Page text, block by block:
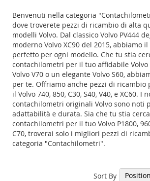
Benvenuti nella categoria
dove troverete pezzi di ricambio di alta
modelli Volvo. Dal classico Volvo PV444
moderno Volvo XC90 del 2015, abbiamo
perfetto per ogni modello. Che tu stia
contachilometri per il tuo affidabile Volvo
Volvo V70 o un elegante Volvo S60,
per te. Offriamo anche pezzi di ricambio
il Volvo 740, 850, C30, S40, V40, e XC60. I
contachilometri originali Volvo sono noti
adattabilità e durata. Sia che tu stia
contachilometri per il tuo Volvo P1800,
C70, troverai solo i migliori pezzi di
categoria "Contachilometri".
Sort By